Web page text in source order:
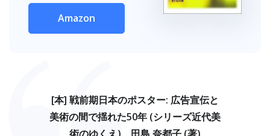
Amazon
[本] 戦前期日本のポスター: 広告宣伝と
美術の間で揺れた50年 (シリーズ近代美